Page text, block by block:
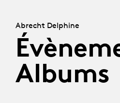
Abrecht Delphine
Albums